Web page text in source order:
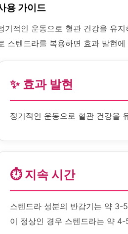
용 가이드
기적인 운동으로 혈관 건강을 유
스텐드라를 복용하면 효과 발현
✨ 효과 발현
정기적인 운동으로 혈관 건강을
⏱️ 지속 시간
스텐드라 성분의 반감기는 약 3-
이 정상인 경우 스텐드라는 약